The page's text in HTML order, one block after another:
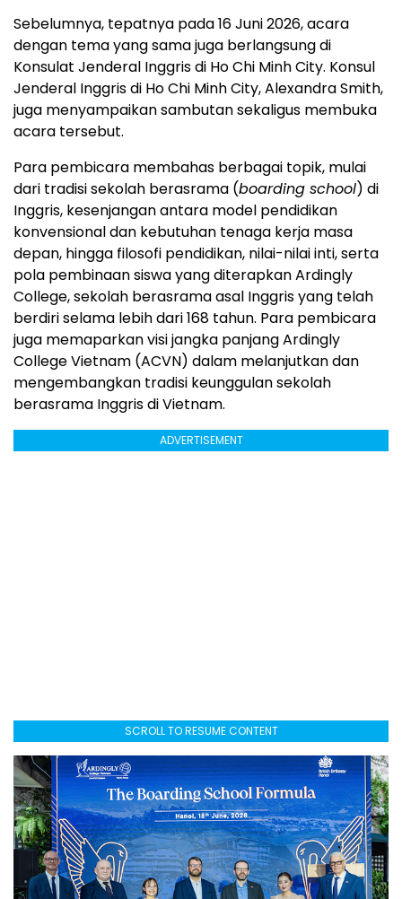
Sebelumnya, tepatnya pada 16 Juni 2026, acara
dengan tema yang sama juga berlangsung di
Konsulat Jenderal Inggris di Ho Chi Minh City. Konsul
Jenderal Inggris di Ho Chi Minh City, Alexandra Smith,
juga menyampaikan sambutan sekaligus membuka
acara tersebut.
Para pembicara membahas berbagai topik, mulai
dari tradisi sekolah berasrama (boarding school) di
Inggris, kesenjangan antara model pendidikan
konvensional dan kebutuhan tenaga kerja masa
depan, hingga filosofi pendidikan, nilai-nilai inti, serta
pola pembinaan siswa yang diterapkan Ardingly
College, sekolah berasrama asal Inggris yang telah
berdiri selama lebih dari 168 tahun. Para pembicara
juga memaparkan visi jangka panjang Ardingly
College Vietnam (ACVN) dalam melanjutkan dan
mengembangkan tradisi keunggulan sekolah
berasrama Inggris di Vietnam.
ADVERTISEMENT
SCROLL TO RESUME CONTENT